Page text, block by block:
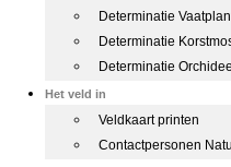
Determinatie
Determinatie
Determinatie
Het veld in
Veldkaart printen
Contactpersonen